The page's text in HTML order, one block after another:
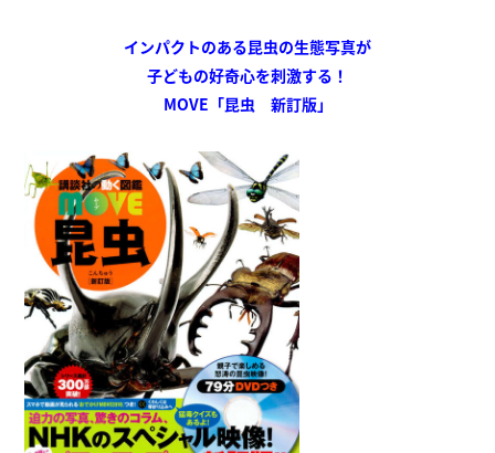
インパクトのある昆虫の生態写真が
子どもの好奇心を刺激する！
MOVE「昆虫 新訂版」